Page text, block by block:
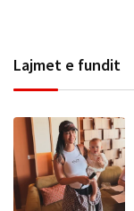
Lajmet e fundit